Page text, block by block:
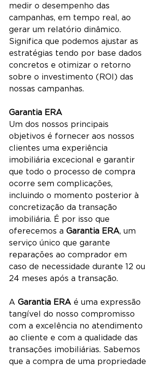
medir o desempenho das
campanhas, em tempo real, ao
gerar um relatório dinâmico.
Significa que podemos ajustar as
estratégias tendo por base dados
concretos e otimizar o retorno
sobre o investimento (ROI) das
nossas campanhas.
Garantia ERA
Um dos nossos principais
objetivos é fornecer aos nossos
clientes uma experiência
imobiliária excecional e garantir
que todo o processo de compra
ocorre sem complicações,
incluindo o momento posterior à
concretização da transação
imobiliária. É por isso que
oferecemos a Garantia ERA, um
serviço único que garante
reparações ao comprador em
caso de necessidade durante 12 ou
24 meses após a transação.
A Garantia ERA é uma expressão
tangível do nosso compromisso
com a excelência no atendimento
ao cliente e com a qualidade das
transações imobiliárias. Sabemos
que a compra de uma propriedade